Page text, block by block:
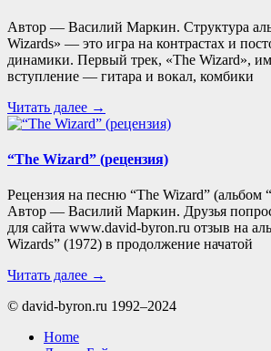
Автор — Василий Маркин. Структура
Wizards» — это игра на контрастах и
динамики. Первый трек, «The Wizard»,
вступление — гитара и вокал, комбики
Читать далее →
“The Wizard” (рецензия)
Рецензия на песню “The Wizard” (альбом
Автор — Василий Маркин. Друзья
для сайта www.david-byron.ru отзыв на
Wizards” (1972) в продолжение начатой
Читать далее →
© david-byron.ru 1992–2024
Home